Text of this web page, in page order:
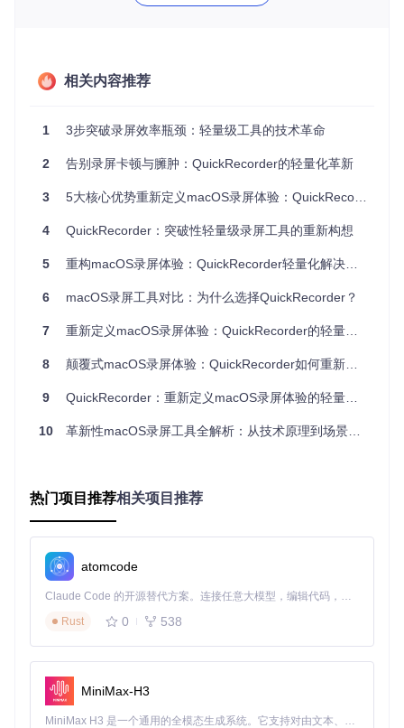
场景切换至色彩增强模式，提升动态范围表现；游戏场景则启
0%以内。
1.3 多维度资源占用优化
PU占用
CPU占用
用优化
720p屏幕
录制
15-25% 8-12% ↓35%
1080p游
25-35% 15-20% ↓40%
4K视频录
表1：QuickRecorder与同类工具在不同场景下的资源占用对
比（测试环境：MacBook Pro M1 Pro）
2.1 远程培训师的多机位教学方案
实战流程：
启用"应用录制"模式捕获PPT演示窗口
通过"摄像头叠加"功能添加讲师画面（支持画中画位置自
开启"系统声音+麦克风"双音轨录制
使用快捷键启动"画笔标注"功能突出重点内容
录制完成自动生成带章节标记的MP4文件
效率提升点：多音轨分离技术使后期可单独调整讲解人声与
课件声音比例，平均节省40%后期编辑时间。
相关内容推荐
1 3步突破录屏效率瓶颈：轻量级工具的技术革命
2 告别录屏卡顿与臃肿：QuickRecorder的轻量化革新
3 5大核心优势重新定义macOS录屏体验：QuickRecorder轻量化解决方案深度评测
4 QuickRecorder：突破性轻量级录屏工具的重新构想
5 重构macOS录屏体验：QuickRecorder轻量化解决方案的技术革新
6 macOS录屏工具对比：为什么选择QuickRecorder？
7 重新定义macOS录屏体验：QuickRecorder的轻量化效率革命
8 颠覆式macOS录屏体验：QuickRecorder如何重新定义轻量级录制工具
9 QuickRecorder：重新定义macOS录屏体验的轻量化工具
10 革新性macOS录屏工具全解析：从技术原理到场景落地
热门项目推荐相关项目推荐
atomcode
Claude Code 的开源替代方案。连接任意大模型，编辑代码，运行命令，自动验证 — 全自动执行。用 Rust 构建，极致性能。 ｜ An open-source alternative to Claude Code. Connect any LLM, edit code, run commands, and verify changes — autonomously. Built in Rust for speed. Get Started
Rust
0 538
MiniMax-H3
MiniMax H3 是一个通用的全模态生成系统。它支持对由文本、图像、视频和音频组成的多模态上下文进行统一理解，并能生成分辨率高达 2K、时长可达 15 秒的带原生立体声音频的视频。得益于面向任务泛化的系统设计，H3 在预训练阶段就已具备广泛的多模态上下文理解与生成能力，能够出色地执行复杂的多模态指令。